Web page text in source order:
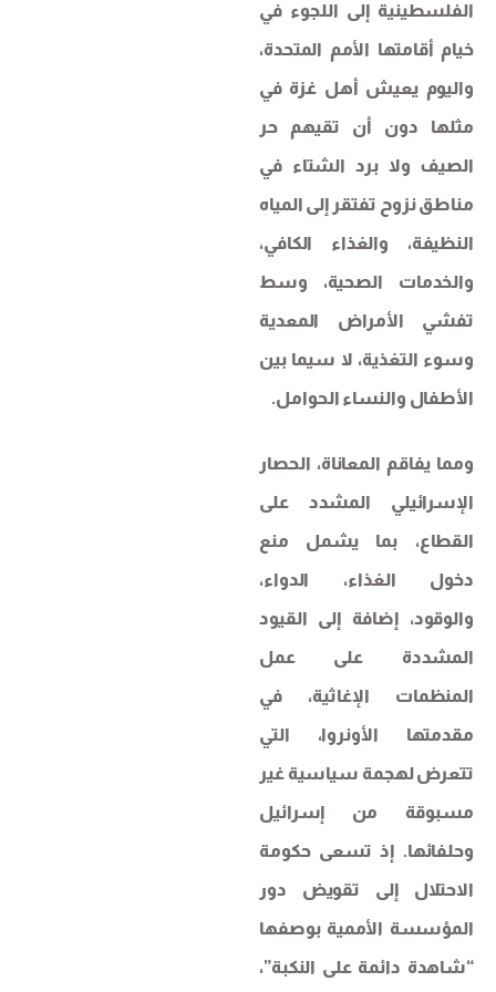
الفلسطينية إلى اللجوء في
خيام أقامتها الأمم المتحدة،
واليوم يعيش أهل غزة في
مثلها دون أن تقيهم حر
الصيف ولا برد الشتاء في
مناطق نزوح تفتقر إلى المياه
النظيفة، والغذاء الكافي،
والخدمات الصحية، وسط
تفشي الأمراض المعدية
وسوء التغذية، لا سيما بين
الأطفال والنساء الحوامل.
ومما يفاقم المعاناة، الحصار
الإسرائيلي المشدد على
القطاع، بما يشمل منع
دخول الغذاء، الدواء،
والوقود، إضافة إلى القيود
المشددة على عمل
المنظمات الإغاثية، في
مقدمتها الأونروا، التي
تتعرض لهجمة سياسية غير
مسبوقة من إسرائيل
وحلفائها. إذ تسعى حكومة
الاحتلال إلى تقويض دور
المؤسسة الأممية بوصفها
“شاهدة دائمة على النكبة”،